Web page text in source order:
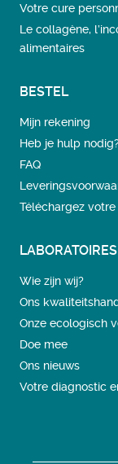
Votre cure
Le collagène,
alimentaires
BESTEL
Mijn rekening
Heb je hulp
FAQ
Téléchargez
Wie zijn wij?
Ons
Onze ecologisch
Doe mee
Ons nieuws
Votre diagnostic